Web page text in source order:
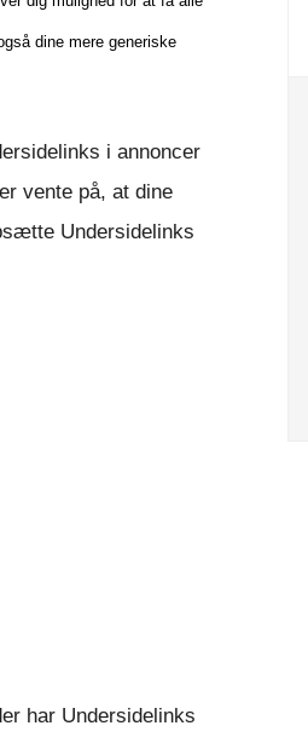
dine mere generiske
i annoncer
vente på, at dine
Undersidelinks
har Undersidelinks